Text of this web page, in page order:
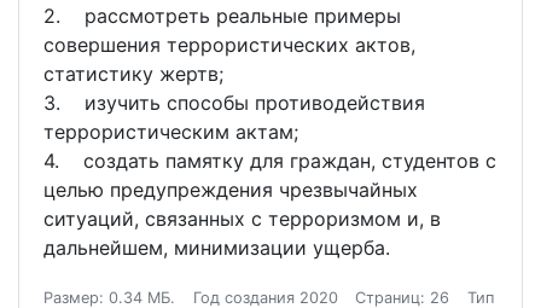
2. рассмотреть реальные примеры
совершения террористических актов,
статистику жертв;
3. изучить способы противодействия
террористическим актам;
4. создать памятку для граждан, студентов с
целью предупреждения чрезвычайных
ситуаций, связанных с терроризмом и, в
дальнейшем, минимизации ущерба.
Размер: 0.34 МБ. Год создания 2020 Страниц: 26
Тип